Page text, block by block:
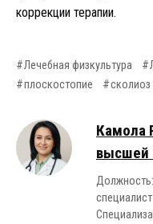
коррекции терапии.
Лечебная физкультура
плоскостопие
сколиоз
Камола
высшей
Должность: